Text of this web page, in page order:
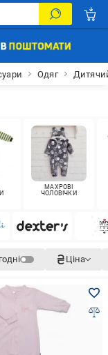
Одяг
МАХРОВІ
ЧОЛОВІЧКИ
Ціна